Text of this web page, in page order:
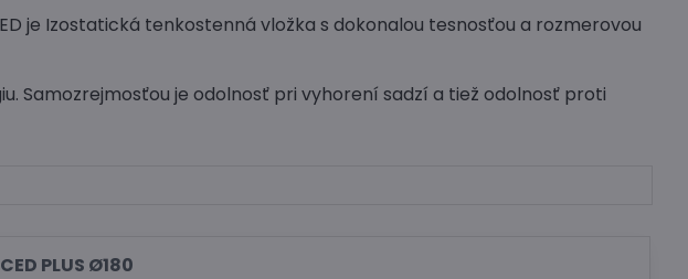
je Izostatická tenkostenná vložka s dokonalou tesnosťou a rozmerovou
Samozrejmosťou je odolnosť pri vyhorení sadzí a tiež odolnosť proti
PLUS Ø180